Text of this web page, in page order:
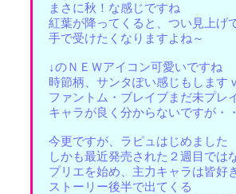
まさに秋！な感じですね
紅葉が降ってくると、つい見上げ
手で受けたくなりますよね～
↓のＮＥＷアイコン可愛いですね
時節柄、サンタぽい感じもしますｖ
ファントム・ブレイブまだ未プレ
キャラが良く分からないですが・
今更ですが、ラピュはじめました
しかも最近発売された２週目では
プリエを始め、主力キャラは皆好
ストーリー後半で出てくる